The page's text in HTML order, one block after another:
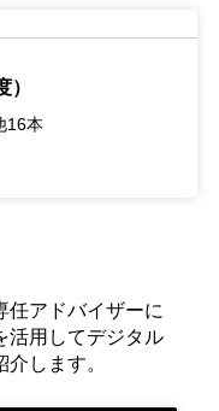
16本
任アドバイザーに
活用してデジタル
します。